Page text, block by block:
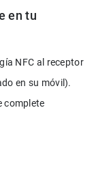
en tu
NFC al receptor
en su móvil).
complete